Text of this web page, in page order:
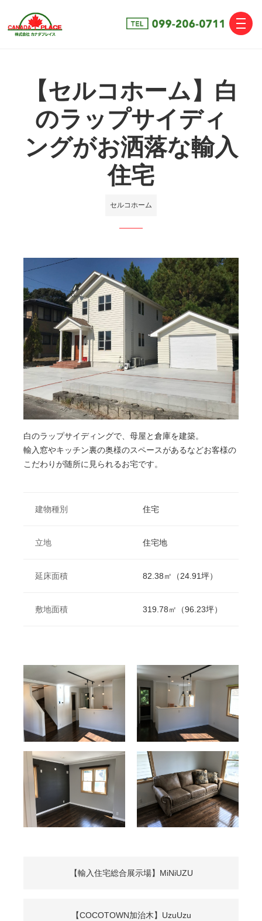
toggle
【セルコホーム】白
のラップサイディ
ングがお洒落な輸入
住宅
セルコホーム
白のラップサイディングで、母屋と倉庫を建築。
輸入窓やキッチン裏の奥様のスペースがあるなどお客様の
こだわりが随所に見られるお宅です。
建物種別 住宅
立地 住宅地
延床面積 82.38㎡（24.91坪）
敷地面積 319.78㎡（96.23坪）
【輸入住宅総合展示場】MiNiUZU
【COCOTOWN加治木】UzuUzu